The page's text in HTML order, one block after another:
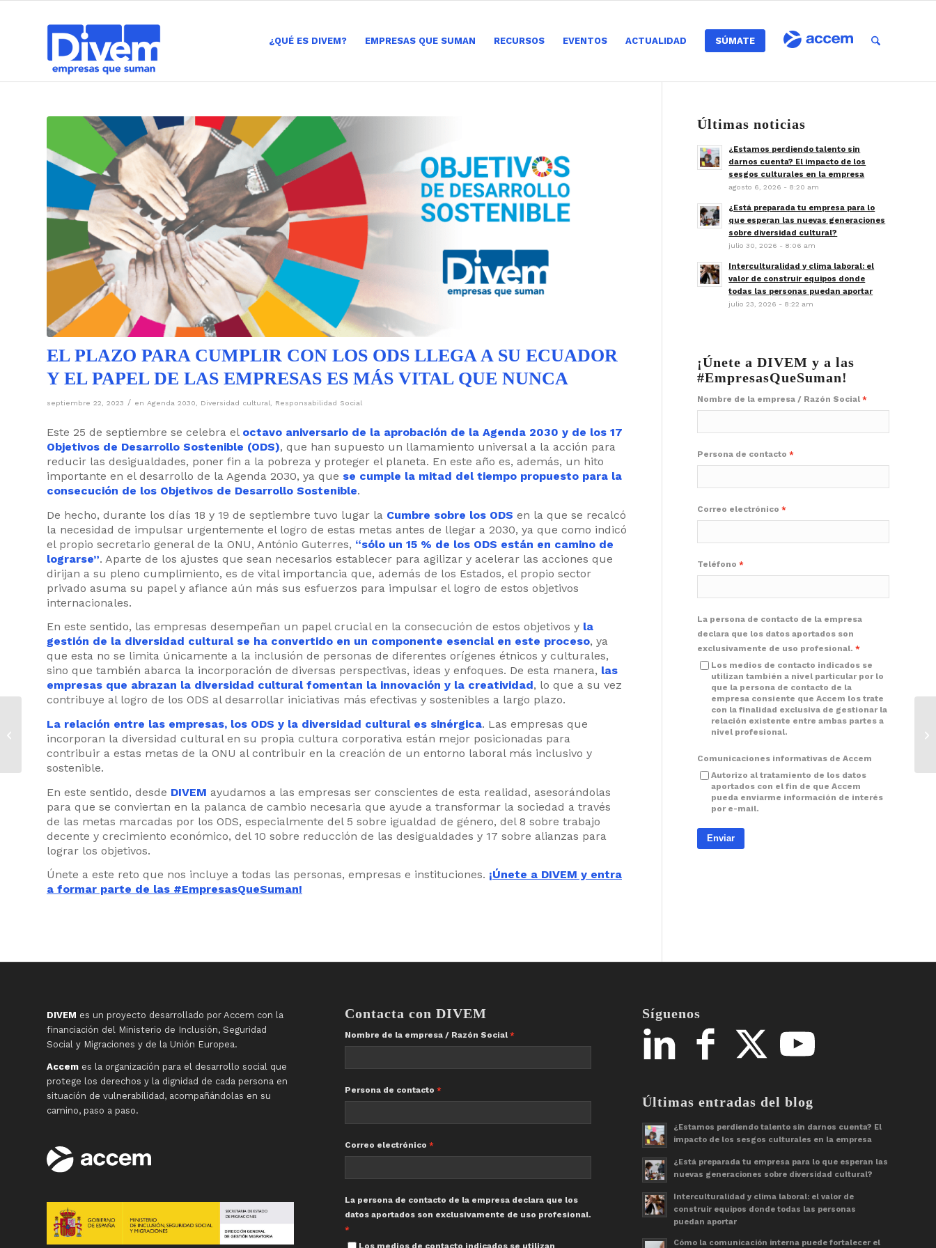
¿QUÉ ES DIVEM? EMPRESAS QUE SUMAN RECURSOS EVENTOS ACTUALIDAD SÚMATE
EL PLAZO PARA CUMPLIR CON LOS ODS LLEGA A SU ECUADOR
Y EL PAPEL DE LAS EMPRESAS ES MÁS VITAL QUE NUNCA
septiembre 22, 2023 / en Agenda 2030 Diversidad cultural Responsabilidad Social
Este 25 de septiembre se celebra el octavo aniversario de la aprobación de la Agenda 2030 y de los 17
Objetivos de Desarrollo Sostenible (ODS), que han supuesto un llamamiento universal a la acción para
reducir las desigualdades, poner fin a la pobreza y proteger el planeta. En este año es, además, un hito
importante en el desarrollo de la Agenda 2030, ya que se cumple la mitad del tiempo propuesto para la
consecución de los Objetivos de Desarrollo Sostenible.
De hecho, durante los días 18 y 19 de septiembre tuvo lugar la Cumbre sobre los ODS en la que se recalcó
la necesidad de impulsar urgentemente el logro de estas metas antes de llegar a 2030, ya que como indicó
el propio secretario general de la ONU, António Guterres, “sólo un 15 % de los ODS están en camino de
lograrse”. Aparte de los ajustes que sean necesarios establecer para agilizar y acelerar las acciones que
dirijan a su pleno cumplimiento, es de vital importancia que, además de los Estados, el propio sector
privado asuma su papel y afiance aún más sus esfuerzos para impulsar el logro de estos objetivos
internacionales.
En este sentido, las empresas desempeñan un papel crucial en la consecución de estos objetivos y la
gestión de la diversidad cultural se ha convertido en un componente esencial en este proceso, ya
que esta no se limita únicamente a la inclusión de personas de diferentes orígenes étnicos y culturales,
sino que también abarca la incorporación de diversas perspectivas, ideas y enfoques. De esta manera, las
empresas que abrazan la diversidad cultural fomentan la innovación y la creatividad, lo que a su vez
contribuye al logro de los ODS al desarrollar iniciativas más efectivas y sostenibles a largo plazo.
La relación entre las empresas, los ODS y la diversidad cultural es sinérgica. Las empresas que
incorporan la diversidad cultural en su propia cultura corporativa están mejor posicionadas para
contribuir a estas metas de la ONU al contribuir en la creación de un entorno laboral más inclusivo y
sostenible.
En este sentido, desde DIVEM ayudamos a las empresas ser conscientes de esta realidad, asesorándolas
para que se conviertan en la palanca de cambio necesaria que ayude a transformar la sociedad a través
de las metas marcadas por los ODS, especialmente del 5 sobre igualdad de género, del 8 sobre trabajo
decente y crecimiento económico, del 10 sobre reducción de las desigualdades y 17 sobre alianzas para
lograr los objetivos.
Únete a este reto que nos incluye a todas las personas, empresas e instituciones. ¡Únete a DIVEM y entra
a formar parte de las #EmpresasQueSuman!
Últimas noticias
¿Estamos perdiendo talento sin
darnos cuenta? El impacto de los
sesgos culturales en la empresa
agosto 6, 2026 - 8:20 am
¿Está preparada tu empresa para lo
que esperan las nuevas generaciones
sobre diversidad cultural?
julio 30, 2026 - 8:06 am
Interculturalidad y clima laboral: el
valor de construir equipos donde
todas las personas puedan aportar
julio 23, 2026 - 8:22 am
¡Únete a DIVEM y a las
#EmpresasQueSuman!
Nombre de la empresa / Razón Social
Persona de contacto
Correo electrónico
Teléfono
La persona de contacto de la empresa
declara que los datos aportados son
exclusivamente de uso profesional.
Los medios de contacto indicados se
utilizan también a nivel particular por lo
que la persona de contacto de la
empresa consiente que Accem los trate
con la finalidad exclusiva de gestionar la
relación existente entre ambas partes a
nivel profesional.
Comunicaciones informativas de Accem
Autorizo al tratamiento de los datos
aportados con el fin de que Accem
pueda enviarme información de interés
por e-mail.
Enviar
DIVEM es un proyecto desarrollado por Accem con la
financiación del Ministerio de Inclusión, Seguridad
Social y Migraciones y de la Unión Europea.
Accem es la organización para el desarrollo social que
protege los derechos y la dignidad de cada persona en
situación de vulnerabilidad, acompañándolas en su
camino, paso a paso.
Contacta con DIVEM
Nombre de la empresa / Razón Social
Persona de contacto
Correo electrónico
La persona de contacto de la empresa declara que los
datos aportados son exclusivamente de uso profesional.
Los medios de contacto indicados se utilizan
Síguenos
Últimas entradas del blog
¿Estamos perdiendo talento sin darnos cuenta? El
impacto de los sesgos culturales en la empresa
¿Está preparada tu empresa para lo que esperan las
nuevas generaciones sobre diversidad cultural?
Interculturalidad y clima laboral: el valor de
construir equipos donde todas las personas
puedan aportar
Cómo la comunicación interna puede fortalecer el
igualdad salarial: hacia
una retribución justa,
equitativa...